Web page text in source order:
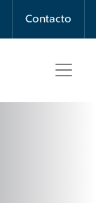
Contacto